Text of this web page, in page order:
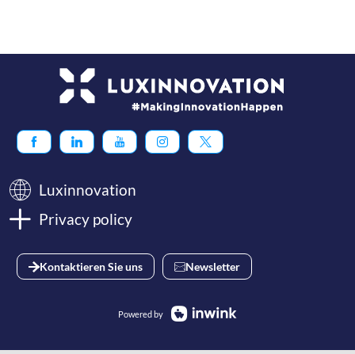
Luxinnovation
Privacy policy
Kontaktieren Sie uns Newsletter
Powered by